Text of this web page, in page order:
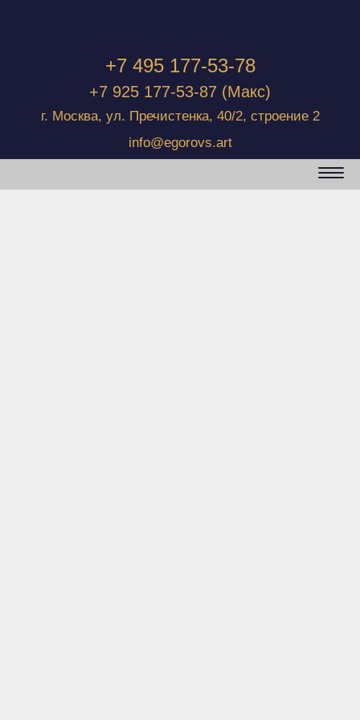
+7 495 177-53-78
+7 925 177-53-87 (Макс)
г. Москва, ул. Пречистенка, 40/2, строение 2
info@egorovs.art